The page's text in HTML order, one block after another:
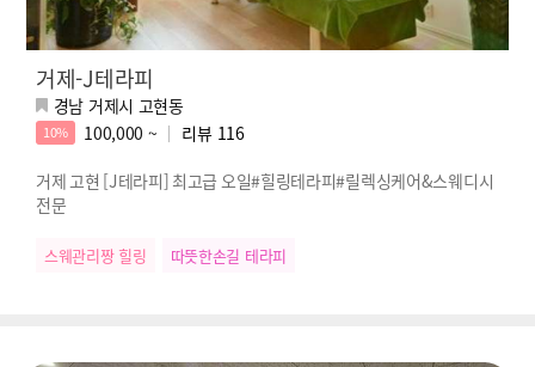
거제-J테라피
경남 거제시 고현동
10% 100,000 ~ 리뷰 116
거제 고현 [J테라피] 최고급 오일#힐링테라피#릴렉싱케어&스웨디시
전문
스웨관리짱 힐링 따뜻한손길 테라피